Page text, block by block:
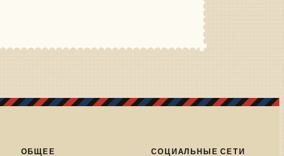
ОБЩЕЕ СОЦИАЛЬНЫЕ СЕТИ